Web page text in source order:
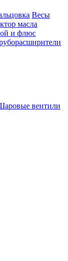
Весы
масла
и флюс
вентили